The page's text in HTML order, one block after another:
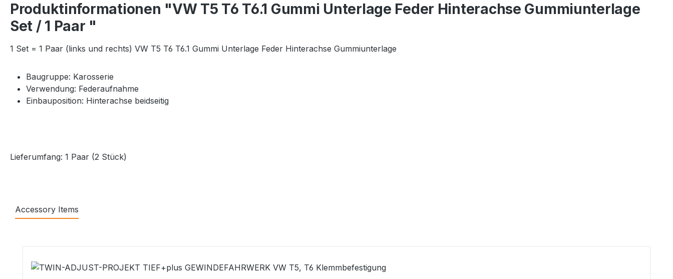
Produktinformationen "VW T5 T6 T6.1 Gummi Unterlage Feder Hinterachse Gummiunterlage
Set / 1 Paar "
1 Set = 1 Paar (links und rechts) VW T5 T6 T6.1 Gummi Unterlage Feder Hinterachse Gummiunterlage
Baugruppe: Karosserie
Verwendung: Federaufnahme
Einbauposition: Hinterachse beidseitig
Lieferumfang: 1 Paar (2 Stück)
Accessory Items